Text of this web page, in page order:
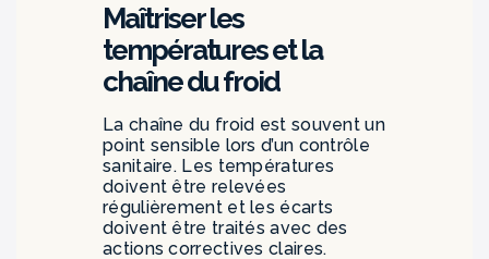
Maîtriser les
températures et la
chaîne du froid
La chaîne du froid est souvent un
point sensible lors d’un contrôle
sanitaire. Les températures
doivent être relevées
régulièrement et les écarts
doivent être traités avec des
actions correctives claires.